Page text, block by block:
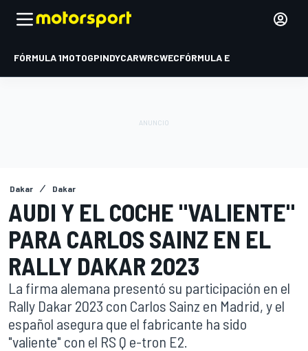
FÓRMULA 1MOTOGPINDYCARWRCWECFÓRMULA E
Dakar Dakar
AUDI Y EL COCHE "VALIENTE"
PARA CARLOS SAINZ EN EL
RALLY DAKAR 2023
La firma alemana presentó su participación en el
Rally Dakar 2023 con Carlos Sainz en Madrid, y el
español asegura que el fabricante ha sido
"valiente" con el RS Q e-tron E2.